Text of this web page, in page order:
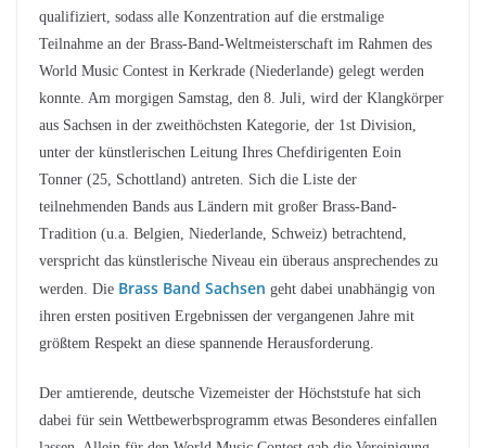
qualifiziert, sodass alle Konzentration auf die erstmalige
Teilnahme an der Brass-Band-Weltmeisterschaft im Rahmen des
World Music Contest in Kerkrade (Niederlande) gelegt werden
konnte. Am morgigen Samstag, den 8. Juli, wird der Klangkörper
aus Sachsen in der zweithöchsten Kategorie, der 1st Division,
unter der künstlerischen Leitung Ihres Chefdirigenten Eoin
Tonner (25, Schottland) antreten. Sich die Liste der
teilnehmenden Bands aus Ländern mit großer Brass-Band-
Tradition (u.a. Belgien, Niederlande, Schweiz) betrachtend,
verspricht das künstlerische Niveau ein überaus ansprechendes zu
werden. Die Brass Band Sachsen geht dabei unabhängig von
ihren ersten positiven Ergebnissen der vergangenen Jahre mit
größtem Respekt an diese spannende Herausforderung.
Der amtierende, deutsche Vizemeister der Höchststufe hat sich
dabei für sein Wettbewerbsprogramm etwas Besonderes einfallen